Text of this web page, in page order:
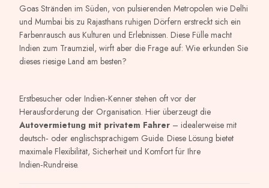
Goas Stränden im Süden, von pulsierenden Metropolen wie Delhi
und Mumbai bis zu Rajasthans ruhigen Dörfern erstreckt sich ein
Farbenrausch aus Kulturen und Erlebnissen. Diese Fülle macht
Indien zum Traumziel, wirft aber die Frage auf: Wie erkunden Sie
dieses riesige Land am besten?
Erstbesucher oder Indien‑Kenner stehen oft vor der
Herausforderung der Organisation. Hier überzeugt die
Autovermietung mit privatem Fahrer – idealerweise mit
deutsch‑ oder englischsprachigem Guide. Diese Lösung bietet
maximale Flexibilität, Sicherheit und Komfort für Ihre
Indien‑Rundreise.